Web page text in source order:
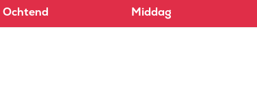
Ochtend Middag